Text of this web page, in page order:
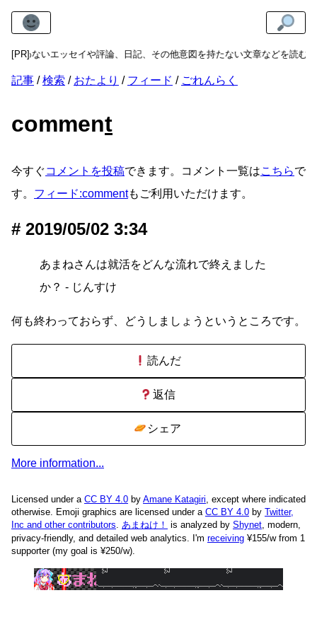
[PR]
問わないエッセイや評論、日記、その他意図を持たない文章などを読む
記事 検索 おたより フィード ごれんらく
comment
今すぐコメントを投稿できます。コメント一覧はこちらで
す。 フィード:commentもご利用いただけます。
2019/05/02 3:34
あまねさんは就活をどんな流れで終えました
か？ - じんすけ
何も終わっておらず、どうしましょうというところです。
読んだ
返信
シェア
More information...
Licensed under a CC BY 4.0 by Amane Katagiri, except where indicated
otherwise. Emoji graphics are licensed under a CC BY 4.0 by Twitter,
Inc and other contributors. あまねけ！ is analyzed by Shynet, modern,
privacy-friendly, and detailed web analytics. I'm receiving ¥155/w from 1
supporter (my goal is ¥250/w).